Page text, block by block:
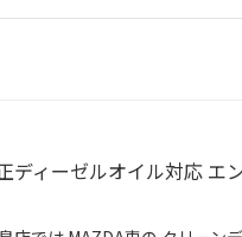
ディーゼルオイル対応